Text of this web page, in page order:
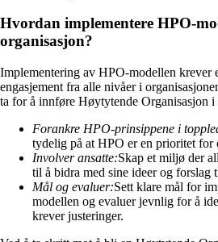
Hvordan implementere HPO-
organisasjon?
Implementering av HPO-modellen
engasjement fra alle nivåer i
ta for å innføre Høytytende Organisasjon
Forankre HPO-prinsippene i
tydelig på at HPO er en prioritet for
Involver ansatte:Skap et miljø der
til å bidra med sine ideer og forslag
Mål og evaluer:Sett klare mål for
modellen og evaluer jevnlig for å
krever justeringer.